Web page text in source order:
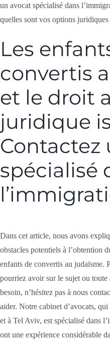
un avocat spécialisé dans
quelles sont vos options juridiques
Les
convertis
et le droit
juridique
Contactez
spécialisé
Dans cet article, nous avons
obstacles potentiels à l’obtention
enfants de convertis au judaïsme.
pourriez avoir sur le sujet ou
besoin, n’hésitez pas à nous
aider. Notre cabinet d’avocats,
et à Tel Aviv, est spécialisé dans
ont une expérience considérable